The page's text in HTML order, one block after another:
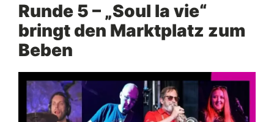
Runde 5 – „Soul la vie“
bringt den Marktplatz zum
Beben